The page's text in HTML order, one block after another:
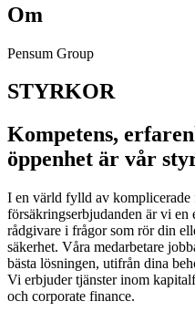
Om
Pensum Group
STYRKOR
Kompetens,
öppenhet är vår
I en värld fylld av komplicerade
försäkringserbjudanden är vi en
rådgivare i frågor som rör din
säkerhet. Våra medarbetare
bästa lösningen, utifrån dina
Vi erbjuder tjänster inom
och corporate finance.